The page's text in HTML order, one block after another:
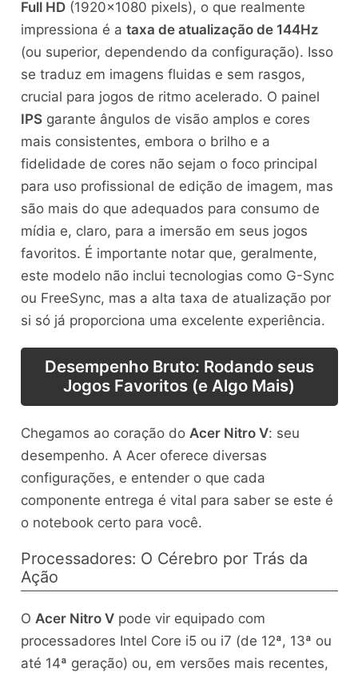
Full HD(1920×1080 pixels), o que realmente
impressiona é a taxa de atualização de 144Hz
(ou superior, dependendo da configuração). Isso
se traduz em imagens fluidas e sem rasgos,
crucial para jogos de ritmo acelerado. O painel
IPSgarante ângulos de visão amplos e cores
mais consistentes, embora o brilho e a
fidelidade de cores não sejam o foco principal
para uso profissional de edição de imagem, mas
são mais do que adequados para consumo de
mídia e, claro, para a imersão em seus jogos
favoritos. É importante notar que, geralmente,
este modelo não inclui tecnologias como G-Sync
ou FreeSync, mas a alta taxa de atualização por
si só já proporciona uma excelente experiência.
Desempenho Bruto: Rodando seus
Jogos Favoritos (e Algo Mais)
Chegamos ao coração do Acer Nitro V: seu
desempenho. A Acer oferece diversas
configurações, e entender o que cada
componente entrega é vital para saber se este é
o notebook certo para você.
Processadores: O Cérebro por Trás da
Ação
O Acer Nitro Vpode vir equipado com
processadores Intel Core i5 ou i7 (de 12ª, 13ª ou
até 14ª geração) ou, em versões mais recentes,